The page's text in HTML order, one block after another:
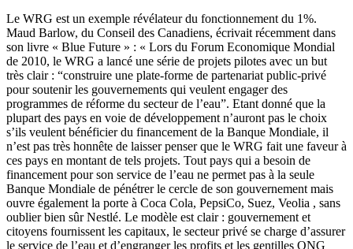
Le WRG est un exemple révélateur du fonctionnement du 1%.
Maud Barlow, du Conseil des Canadiens, écrivait récemment dans
son livre « Blue Future » : « Lors du Forum Economique Mondial
de 2010, le WRG a lancé une série de projets pilotes avec un but
très clair : “construire une plate-forme de partenariat public-privé
pour soutenir les gouvernements qui veulent engager des
programmes de réforme du secteur de l’eau”. Etant donné que la
plupart des pays en voie de développement n’auront pas le choix
s’ils veulent bénéficier du financement de la Banque Mondiale, il
n’est pas très honnête de laisser penser que le WRG fait une faveur à
ces pays en montant de tels projets. Tout pays qui a besoin de
financement pour son service de l’eau ne permet pas à la seule
Banque Mondiale de pénétrer le cercle de son gouvernement mais
ouvre également la porte à Coca Cola, PepsiCo, Suez, Veolia , sans
oublier bien sûr Nestlé. Le modèle est clair : gouvernement et
citoyens fournissent les capitaux, le secteur privé se charge d’assurer
le service de l’eau et d’engranger les profits et les gentilles ONG